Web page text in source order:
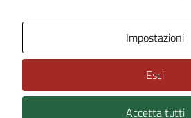
Technical Design s.r.l.
Impostazioni
Esci
Accetta tutti